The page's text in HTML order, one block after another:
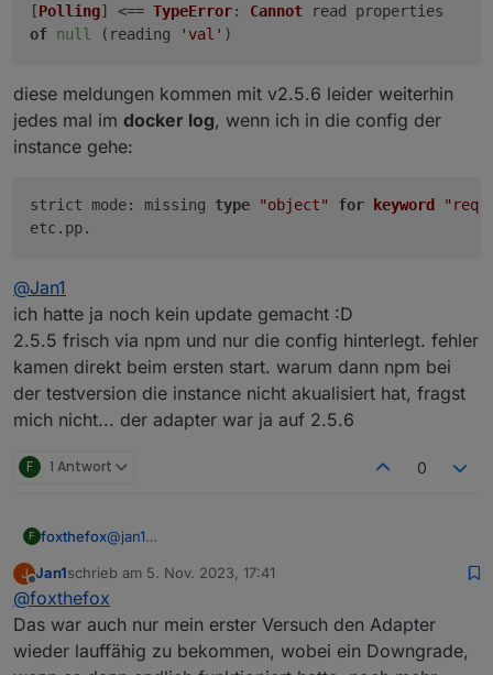
Welche FB?
Welche admin Version?
[Polling] <== TypeError: Cannot read
6660 Cable 7.57
v6.10.1 (info: 2 instances, aktiv genutzt nur
kommt mit dem cron bei jedem run vermute ich
mal, default (u. bei mir) also alle 60 sek
ggf. ist es ähnlich zu dem Problem
https://github.com/foxthefox/ioBroker.fritzdect/issue
s/377
rückgängig machen, oder?
den umweg github braucht man nicht zurücksetzen,
[Polling] <== TypeError: Cannot read properties
of null (reading 'val' )
diese meldungen kommen mit v2.5.6 leider weiterhin
jedes mal im docker log, wenn ich in die config der
instance gehe:
strict mode: missing type "object" for keyword
@Jan1
ich hatte ja noch kein update gemacht :D
2.5.5 frisch via npm und nur die config hinterlegt. fehler
kamen direkt beim ersten start. warum dann npm bei
der testversion die instance nicht akualisiert hat, fragst
mich nicht... der adapter war ja auf 2.5.6
F 1 Antwort 0
F foxthefox@jan1
dürfte was mit dem admin Adapter zu tun haben
J
Offline
Jan1schrieb am 5. Nov. 2023, 17:41
zuletzt editiert von
@foxthefox
Das war auch nur mein erster Versuch den Adapter
wieder lauffähig zu bekommen, wobei ein Downgrade,